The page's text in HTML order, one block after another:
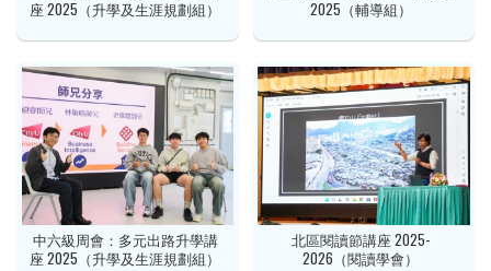
座 2025（升學及生涯規劃組）
2025（輔導組）
中六級周會：多元出路升學講
座 2025（升學及生涯規劃組）
北區閱讀節講座 2025-
2026（閱讀學會）